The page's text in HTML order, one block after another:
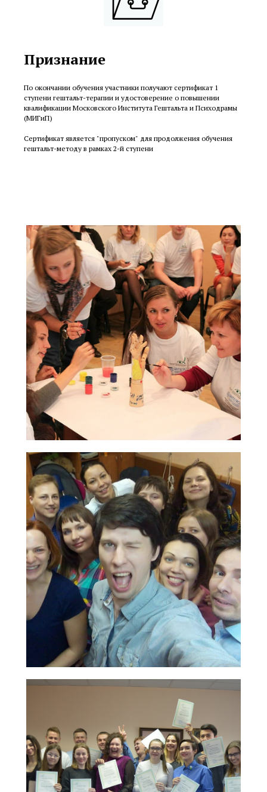
Признание
По окончании обучения участники получают сертификат 1
ступени гештальт-терапии и удостоверение о повышении
квалификации Московского Института Гештальта и Психодрамы
(МИГиП)
Сертификат является "пропуском" для продолжения обучения
гештальт-методу в рамках 2-й ступени